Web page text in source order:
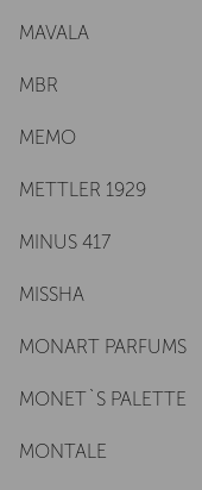
MAVALA
MBR
MEMO
METTLER 1929
MINUS 417
MISSHA
MONART PARFUMS
MONET`S PALETTE
MONTALE